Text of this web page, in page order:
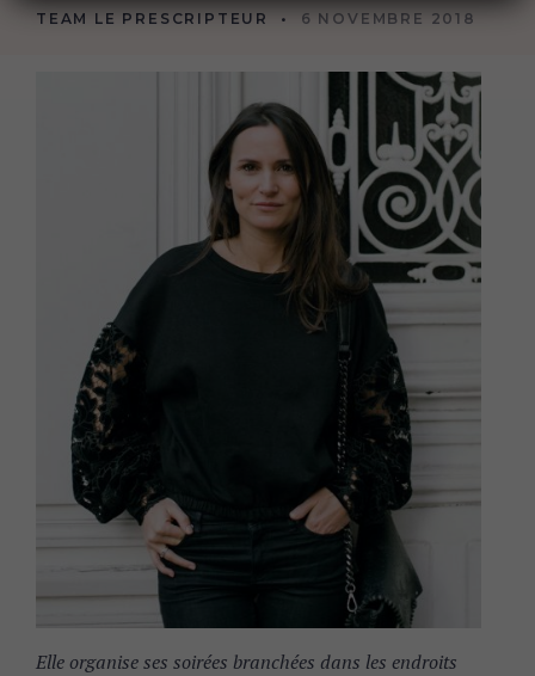
TEAM LE PRESCRIPTEUR 6 NOVEMBRE 2018
Elle organise ses soirées branchées dans les endroits